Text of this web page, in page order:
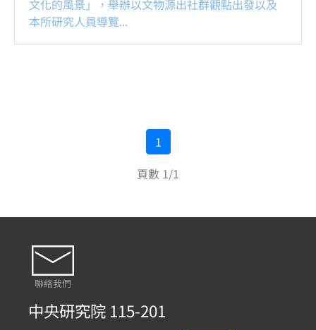
文化的風景」，舉辦以文物源出社群觀點出發以及
本所研究人員導覽...
1
頁數 1/1
聯絡我們
中央研究院 115-201